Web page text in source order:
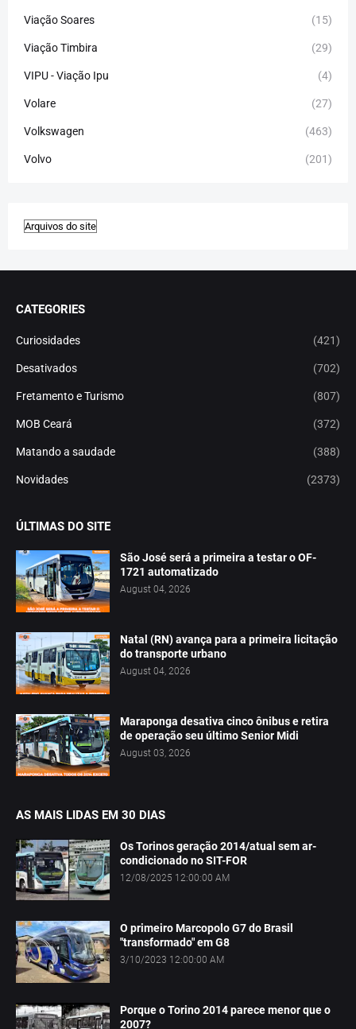
Viação Soares (15)
Viação Timbira (29)
VIPU - Viação Ipu (4)
Volare (27)
Volkswagen (463)
Volvo (201)
CATEGORIES
Curiosidades (421)
Desativados (702)
Fretamento e Turismo (807)
MOB Ceará (372)
Matando a saudade (388)
Novidades (2373)
ÚLTIMAS DO SITE
São José será a primeira a testar o OF-
1721 automatizado
August 04, 2026
Natal (RN) avança para a primeira licitação
do transporte urbano
August 04, 2026
Maraponga desativa cinco ônibus e retira
de operação seu último Senior Midi
August 03, 2026
AS MAIS LIDAS EM 30 DIAS
Os Torinos geração 2014/atual sem ar-
condicionado no SIT-FOR
12/08/2025 12:00:00 AM
O primeiro Marcopolo G7 do Brasil
"transformado" em G8
3/10/2023 12:00:00 AM
Porque o Torino 2014 parece menor que o
2007?